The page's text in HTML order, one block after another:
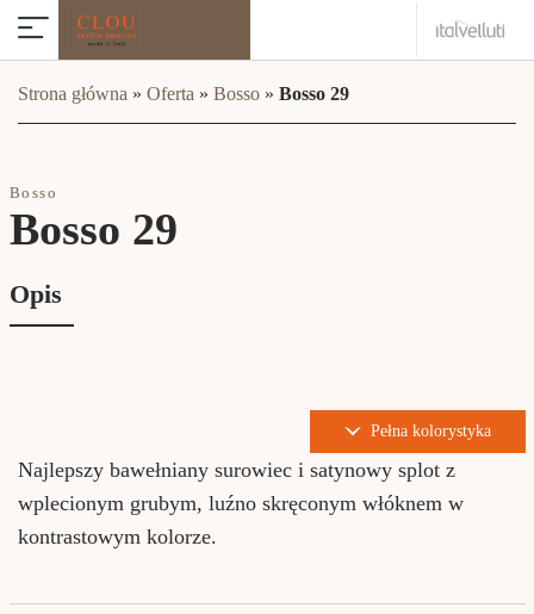
Strona główna » Oferta » Bosso » Bosso 29
Bosso
Bosso 29
Opis
Pełna kolorystyka
Najlepszy bawełniany surowiec i satynowy splot z
wplecionym grubym, luźno skręconym włóknem w
kontrastowym kolorze.